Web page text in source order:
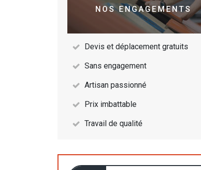
NOS ENGAGEMENTS
Devis et déplacement gratuits
Sans engagement
Artisan passionné
Prix imbattable
Travail de qualité